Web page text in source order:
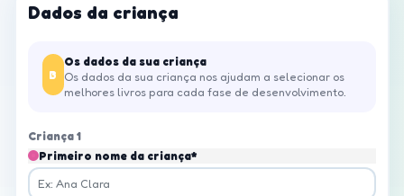
Dados da criança
B
Os dados da sua criança
Os dados da sua criança nos ajudam a selecionar os
melhores livros para cada fase de desenvolvimento.
Criança 1
Primeiro nome da criança*